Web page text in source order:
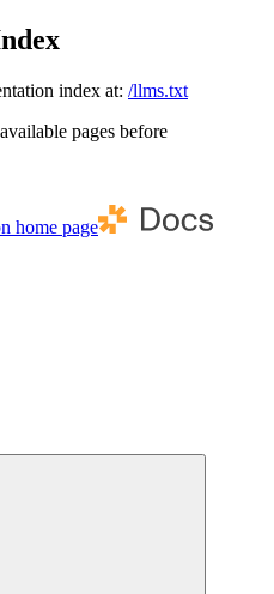
index at: /llms.txt
pages before
home page